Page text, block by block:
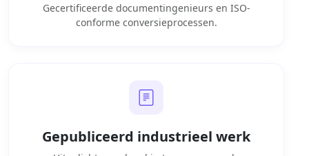
Gecertificeerde documentingenieurs en ISO-
conforme conversieprocessen.
Gepubliceerd industrieel werk